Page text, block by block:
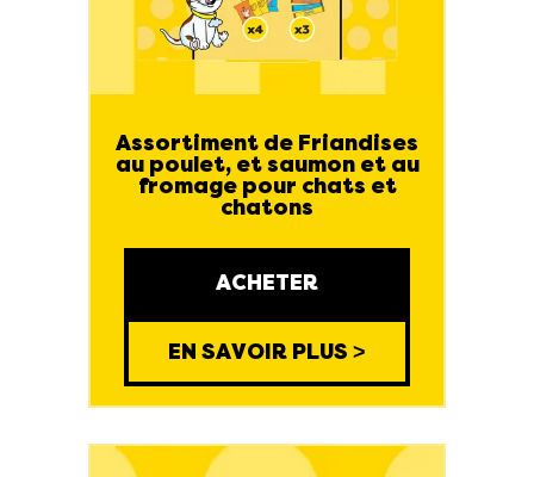
Assortiment de Friandises
au poulet, et saumon et au
fromage pour chats et
chatons
ACHETER
EN SAVOIR PLUS >